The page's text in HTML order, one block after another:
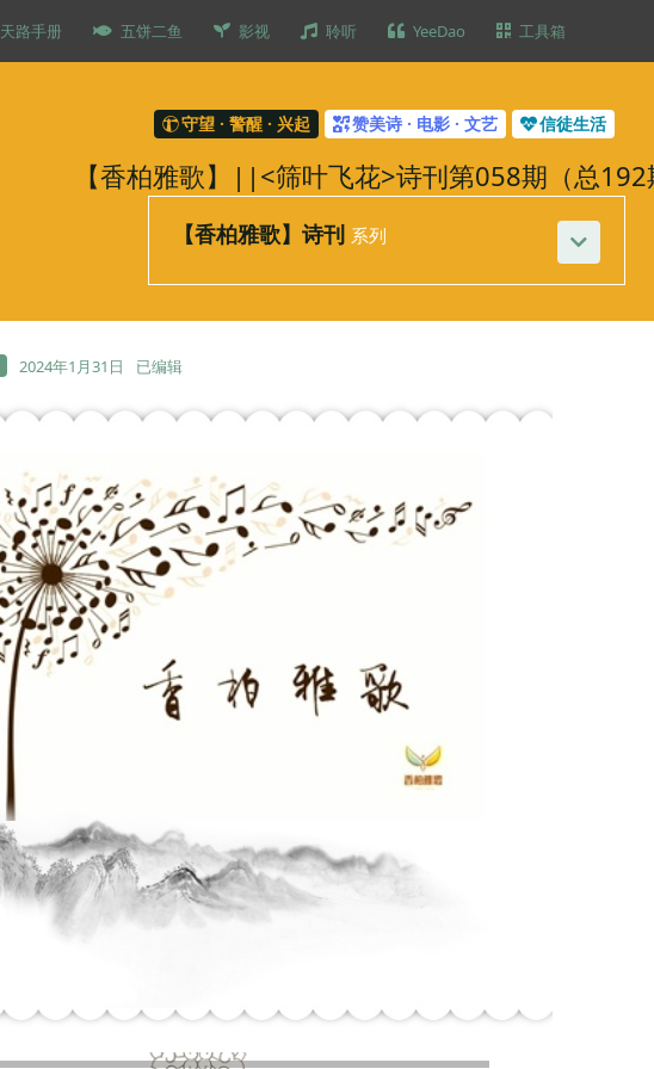
天路手册 五饼二鱼 影视 聆听 YeeDao 工具箱
守望 · 警醒 · 兴起 赞美诗 · 电影 · 文艺 信徒生活
【香柏雅歌】||<筛叶飞花>诗刊第058期（总192
【香柏雅歌】诗刊 系列
2024年1月31日 已编辑